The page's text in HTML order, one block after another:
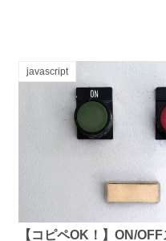
javascript
【コピペOK！】ON/